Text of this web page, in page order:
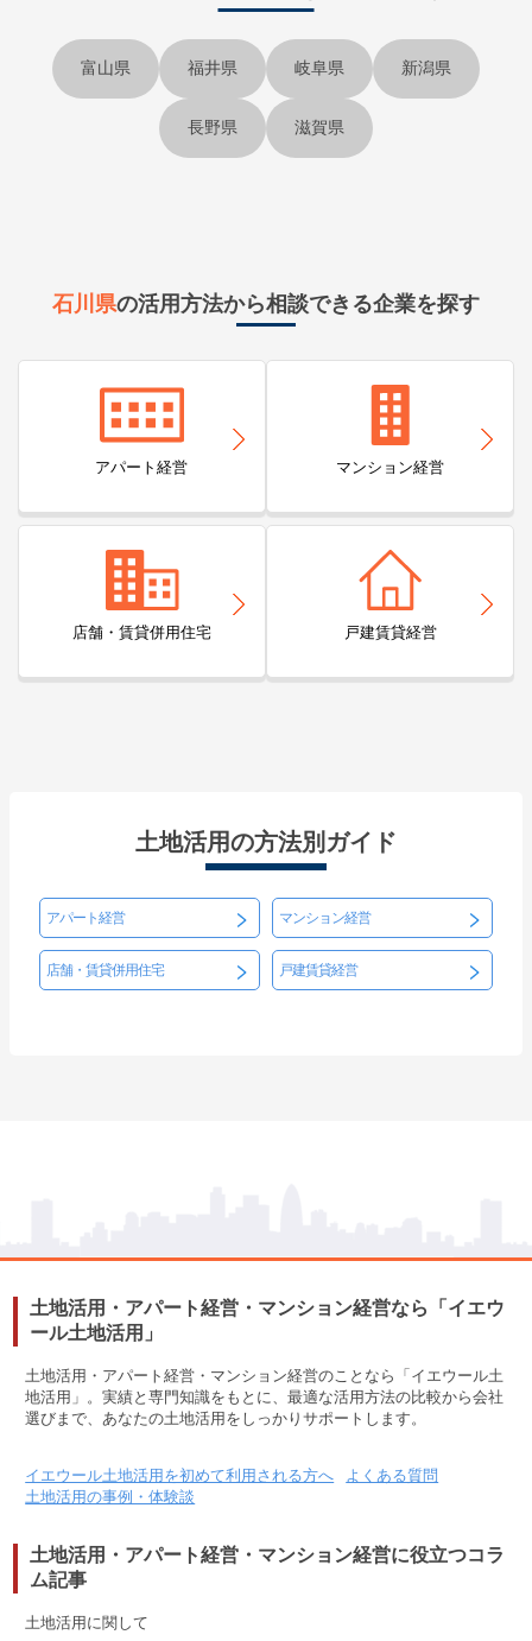
富山県 福井県 岐阜県 新潟県
長野県 滋賀県
石川県の活用方法から相談できる企業を探す
アパート経営 マンション経営
店舗・賃貸併用住宅 戸建賃貸経営
土地活用の方法別ガイド
アパート経営 マンション経営
店舗・賃貸併用住宅 戸建賃貸経営
土地活用・アパート経営・マンション経営なら「イエウ
ール土地活用」
土地活用・アパート経営・マンション経営のことなら「イエウール土
地活用」。実績と専門知識をもとに、最適な活用方法の比較から会社
選びまで、あなたの土地活用をしっかりサポートします。
イエウール土地活用を初めて利用される方へ
よくある質問
土地活用の事例・体験談
土地活用・アパート経営・マンション経営に役立つコラ
ム記事
土地活用に関して